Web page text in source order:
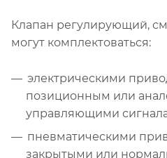
Клапан регулирующий,
могут комплектоваться:
электрическими
позиционным или
управляющими
пневматическими
закрытыми или